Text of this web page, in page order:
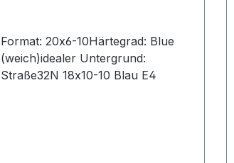
Format: 20x6-10Härtegrad: Blue
(weich)idealer Untergrund:
Straße32N 18x10-10 Blau E4